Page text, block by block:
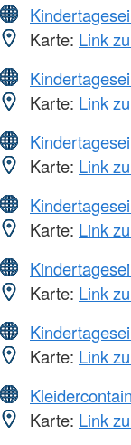
Karte: Link
Karte: Link
Karte: Link
Karte: Link
Karte: Link
Karte: Link
Karte: Link